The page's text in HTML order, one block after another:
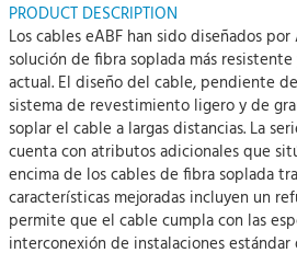
PRODUCT DESCRIPTION
Los cables eABF han sido diseñados
solución de fibra soplada más
actual. El diseño del cable, pendiente
sistema de revestimiento ligero y de
soplar el cable a largas distancias. La
cuenta con atributos adicionales que
encima de los cables de fibra soplada
características mejoradas incluyen un
permite que el cable cumpla con las
interconexión de instalaciones estándar